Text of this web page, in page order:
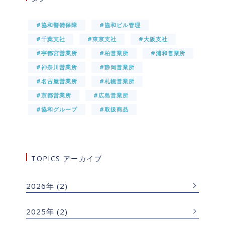
#協和警備保障
#協和ビル管理
#千葉支社
#東京支社
#大阪支社
#宇都宮営業所
#柏営業所
#浦和営業所
#神奈川営業所
#静岡営業所
#名古屋営業所
#札幌営業所
#京都営業所
#広島営業所
#協和グループ
#取扱商品
TOPICS アーカイブ
2026年 (2)
2025年 (2)